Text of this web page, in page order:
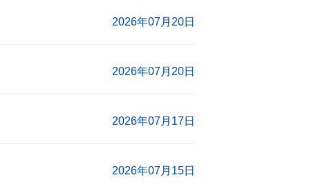
2026年07月20日
2026年07月20日
2026年07月17日
2026年07月15日